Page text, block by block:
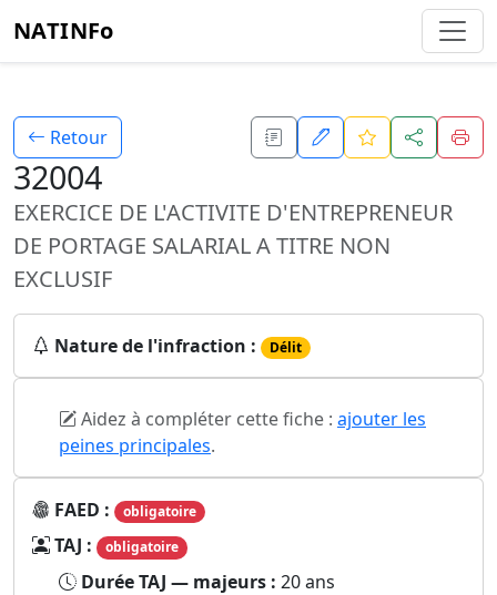
NATINFo
Retour
32004
EXERCICE DE L'ACTIVITE D'ENTREPRENEUR
DE PORTAGE SALARIAL A TITRE NON
EXCLUSIF
Nature de l'infraction : Délit
Aidez à compléter cette fiche : ajouter les
peines principales.
FAED : obligatoire
TAJ : obligatoire
Durée TAJ — majeurs : 20 ans